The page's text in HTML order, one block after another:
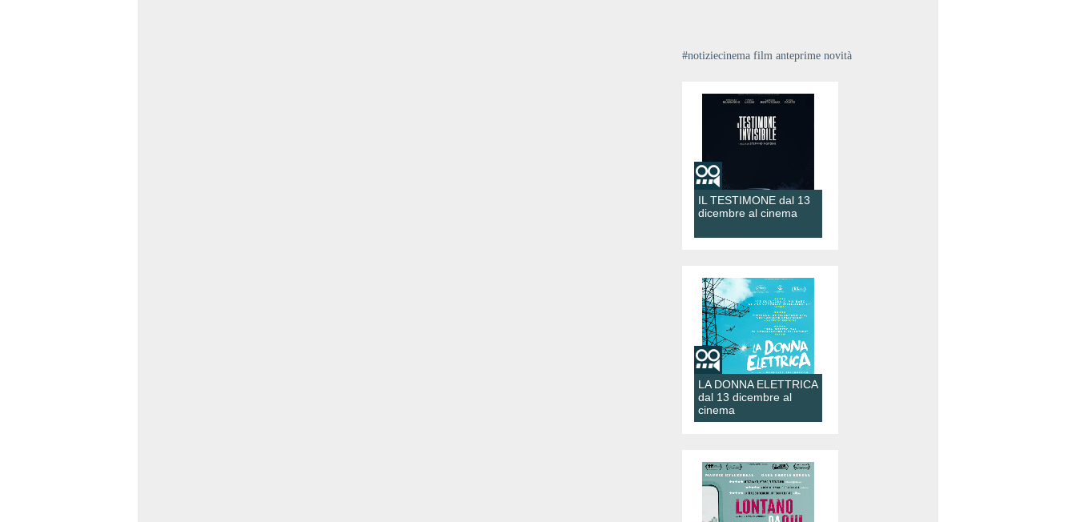
#notiziecinema film anteprime novità
IL TESTIMONE dal 13
dicembre al cinema
LA DONNA ELETTRICA
dal 13 dicembre al
cinema